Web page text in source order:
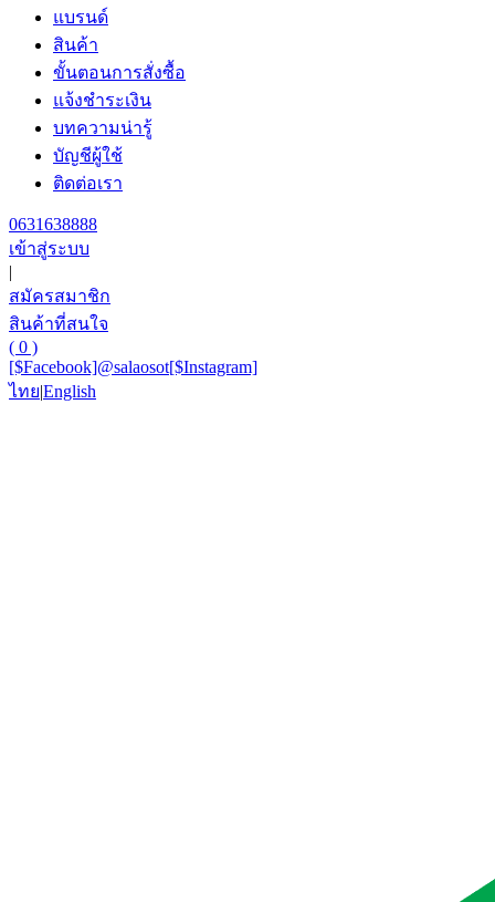
แบรนด์
สินค้า
ขั้นตอนการสั่งซื้อ
แจ้งชำระเงิน
บทความน่ารู้
บัญชีผู้ใช้
ติดต่อเรา
0631638888
เข้าสู่ระบบ
|
สมัครสมาชิก
สินค้าที่สนใจ
( 0 )
[$Facebook]@salaosot[$Instagram]
ไทย|English